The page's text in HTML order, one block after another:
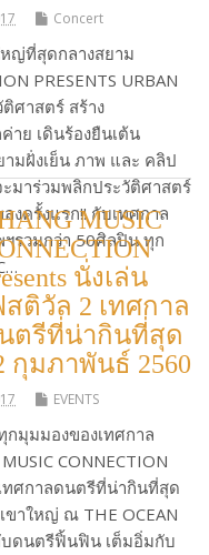
Concert
ญ่ที่สุดกลางสยาม
PRESENTS URBAN
ติศาสตร์ สร้าง
ย เดินร้องยืนเต้น
มฝั่งเย็น ภาพ และ คลิป
มาร่วมพลิกประวัติศาสตร์
ลงครั้งแรก!! กับเทศกาล
รวมกว่า 50ศิลปิน ทุก
MUSIC
นั่งเล่น
สติวัล 2 เทศกาล
ตรีที่น่ากินที่สุด
กุมภาพันธ์ 2560
EVENTS
มุมมองของเทศกาล
CONNECTION
ทศกาลดนตรีที่น่ากินที่สุด
าใหญ่ ณ THE OCEAN
บดนตรีฟิ้นฟิน เต็มอิ่มกับ